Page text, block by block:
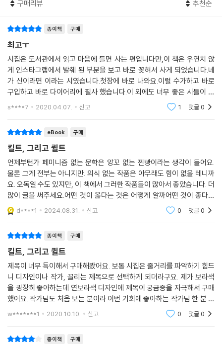
같은 영화를 보고 있다고 착각하는 거지
어떤 사람들은 그걸 사랑이라 부른다
아이는 자신의 가장 싫은 부분을 닮는다
아이를 향해 윽박지르는 남자는
사실은 혼잣말을 하고 있는 거다
한 사람을 마음속에서 도려낸 일이 있다
해변에서라면 오랜 생각에 잠겨도 좋을 것이다
여름의 검은 해변에서라면
--- 「가장 검은 색을 찾아서」 중에서
그렇게 박음질한 천을 일컫는다. 「킬트의 시대」의 화자는 치마를 입고 스코
며 돌고 그것이 만들어내는 새로운 무늬가 시야에 들어오는데, 그렇게 ‘돌
면서’ 화자는 자신에게 ‘돌았니’ 하고 묻던 사람, 조용히 하라고 하던 사람
들을 떠올린다. “치마를 입고 상스럽게 앉은 어느 날의 일이었”다. “치마를
입고 함께 춤을 춘다고 해서/ 우리의 성이 같아지는 건 아니지만” 그 광장
에서 그와 ‘나’는 “모호하게 기워져 있”다. “깁다, 라는 것은 깊다는 것과 별
관계”는 없지만, “허리나 엉덩이 주변을 감싸는 천/ 또는 그런 손에 대하
여” 복고풍 치마를 입은 ‘나’는 타탄무늬 킬트 차림의 그와 함께 춤을 추며
「킬트의 시대」가 치마를 입고 함께 춤추는 다른 두 성(性)을 보여준다면,
「철새와 엽총」은 같은 음식을 먹으며 티브이를 보고 있는 두 여성을 내세운
다.
오늘은 나의 이란인 친구와
나란히 앉아 할랄푸드를 먹는다
나는 반바지 위에 긴 치마를 입고
(…)
오늘 친구와 나는 나란히 앉아 피를 흘리고
우리는 가슴이 있어서 여자라 불린다
그녀는 검은 히잡을 두르고 있고
구매리뷰 추천순
종이책 구매
최고ㅜ
시집은 도서관에서 읽고 마음에 들면 사는 편입니다만,이 책은 우연치 않
게 인스타그램에서 발췌 된 부분을 보고 바로 꽂혀서 사게 되었습니다.네
가 신이라면 이라는 시였습니다.첫장에 바로 나와요.이럴 수가하고 바로
구입하고 바로 다이어리에 필사 했습니다.이 외에도 너무 좋은 시들이 많
이 수록되어 있습니다.좋은 만년필을 사고싶게 만드는 시집이예요. 표지도
s****7 2020.04.07. 신고 1 댓글0
eBook 구매
킬트, 그리고 퀼트
언제부턴가 페미니즘 없는 문학은 앙꼬 없는 찐빵이라는 생각이 들어요.
물론 그게 전부는 아니지만. 의식 없는 작품은 아무래도 힘이 없을 테니까
요. 오독일 수도 있지만, 이 책에서 그러한 작품들이 많아서 좋았습니다. 더
많이 글을 써주세요.어떤 것이 옳다는 것은 어떻게 알까어떤 것이 좋다는
느낌은 어떻게 올까그냥 아는 거지, 모른다 해도좋아 실존의 뜻을 몰라도
살아 있는 것
d****1 2024.08.31. 신고 0 댓글0
종이책 구매
킬트, 그리고 퀼트
제목이 너무 특이해서 구매해봤어요. 보통 시집은 줄거리를 파악하기 힘드
니 디자인이나 작가, 끌리는 제목으로 선택하게 되더라구요. 제가 보라색
을 굉장히 좋아하는데 연보라색 디자인에 제목이 궁금증을 자극해서 구매
했어요. 작가님도 처음 보는 분이라 이번 기회에 좋아하는 작가님 한 분 더
늘리는 것도 나쁘지 않다고 생각했거든요. 초판본 모으는 취미가 있어서
w*******1 2020.10.10. 신고 0 댓글0
종이책 구매